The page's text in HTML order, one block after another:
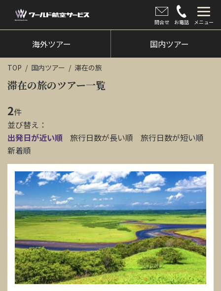
問合せ お電話 メニュー
海外ツアー
国内ツアー
クルーズツアー
ツアー催行状況
旅のひろば
イベント
新着情報
会社情報
お問い合わせ
資料請求
海外ツアー 国内ツアー
TOP 国内ツアー 滞在の旅
滞在の旅のツアー一覧
2件
並び替え：
出発日が近い順
旅行日数が長い順
旅行日数が短い順
新着順